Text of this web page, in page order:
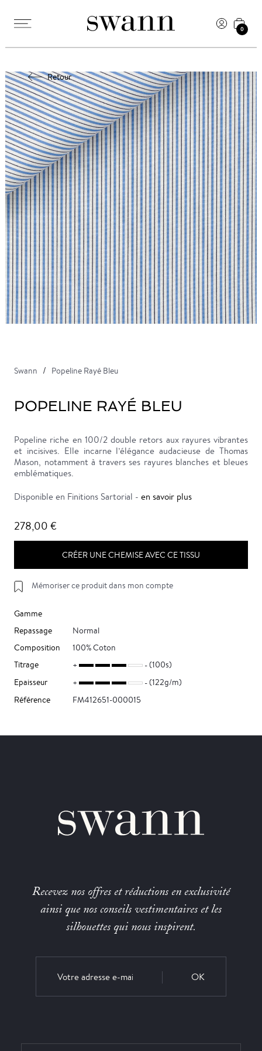
0
Retour
Swann Popeline Rayé Bleu
POPELINE RAYÉ BLEU
Popeline riche en 100/2 double retors aux rayures vibrantes
et incisives. Elle incarne l’élégance audacieuse de Thomas
Mason, notamment à travers ses rayures blanches et bleues
emblématiques.
Disponible en Finitions Sartorial - en savoir plus
278,00 €
CRÉER UNE CHEMISE AVEC CE TISSU
Mémoriser ce produit dans mon compte
Gamme
Repassage
Normal
Composition
100% Coton
Titrage
(100s)
Epaisseur
(122g/m)
Référence
FM412651-000015
Recevez nos offres et réductions en exclusivité
ainsi que nos conseils vestimentaires et les
silhouettes qui nous inspirent.
OK